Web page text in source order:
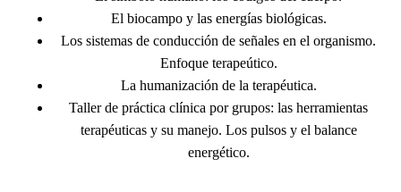
El biocampo y las energías biológicas.
Los sistemas de conducción de señales en el organismo.
Enfoque terapeútico.
La humanización de la terapéutica.
Taller de práctica clínica por grupos: las herramientas
terapéuticas y su manejo. Los pulsos y el balance
energético.